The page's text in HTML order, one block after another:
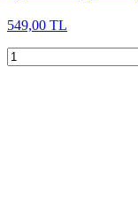
549,00 TL